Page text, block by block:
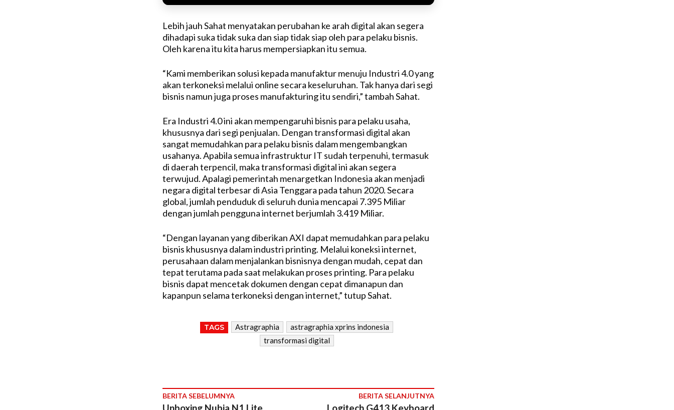
Lebih jauh Sahat menyatakan perubahan ke arah digital akan segera
dihadapi suka tidak suka dan siap tidak siap oleh para pelaku bisnis.
Oleh karena itu kita harus mempersiapkan itu semua.
“Kami memberikan solusi kepada manufaktur menuju Industri 4.0 yang
akan terkoneksi melalui online secara keseluruhan. Tak hanya dari segi
bisnis namun juga proses manufakturing itu sendiri,” tambah Sahat.
Era Industri 4.0 ini akan mempengaruhi bisnis para pelaku usaha,
khususnya dari segi penjualan. Dengan transformasi digital akan
sangat memudahkan para pelaku bisnis dalam mengembangkan
usahanya. Apabila semua infrastruktur IT sudah terpenuhi, termasuk
di daerah terpencil, maka transformasi digital ini akan segera
terwujud. Apalagi pemerintah menargetkan Indonesia akan menjadi
negara digital terbesar di Asia Tenggara pada tahun 2020. Secara
global, jumlah penduduk di seluruh dunia mencapai 7.395 Miliar
dengan jumlah pengguna internet berjumlah 3.419 Miliar.
“Dengan layanan yang diberikan AXI dapat memudahkan para pelaku
bisnis khususnya dalam industri printing. Melalui koneksi internet,
perusahaan dalam menjalankan bisnisnya dengan mudah, cepat dan
tepat terutama pada saat melakukan proses printing. Para pelaku
bisnis dapat mencetak dokumen dengan cepat dimanapun dan
kapanpun selama terkoneksi dengan internet,” tutup Sahat.
TAGS Astragraphia
astragraphia xprins indonesia
transformasi digital
BERITA SEBELUMNYA BERITA SELANJUTNYA